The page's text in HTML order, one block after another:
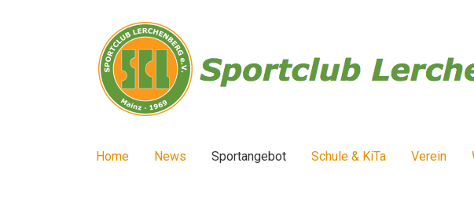
Home News Sportangebot Schule & KiTa Verein